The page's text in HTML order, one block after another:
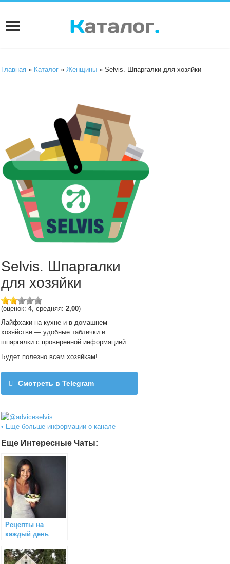
Главная » Каталог »Женщины » Selvis. Шпаргалки для хозяйки
Selvis. Шпаргалки
для хозяйки
(оценок:4, средняя:2,00)
Лайфхаки на кухне и в домашнем
хозяйстве — удобные таблички и
шпаргалки с проверенной информацией.
Будет полезно всем хозяйкам!
Смотреть в Telegram
• Еще больше информации о канале
Еще Интересные Чаты:
Рецепты на
каждый день